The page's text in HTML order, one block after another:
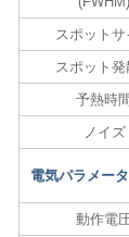
スポットサ
スポット発
予熱時間
ノイズ
電気パラメー
動作電